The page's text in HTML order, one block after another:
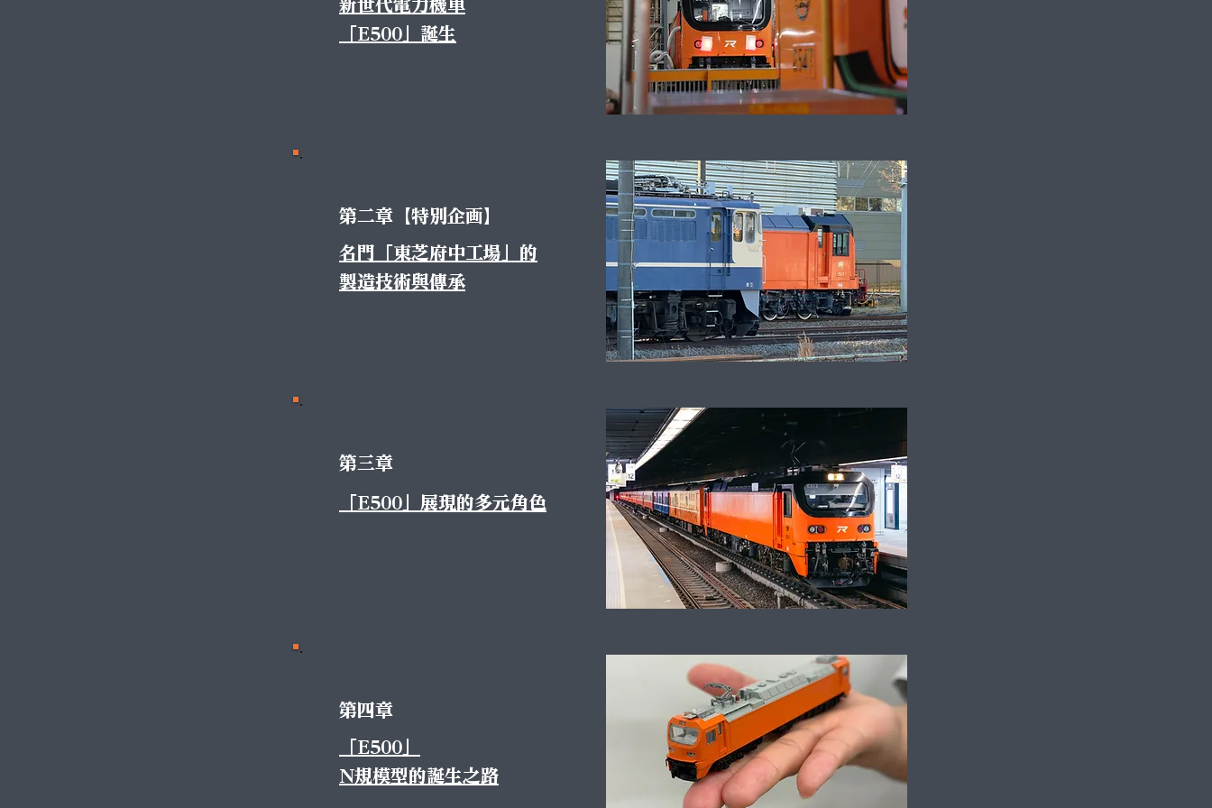
新世代電力機車
「E500」誕生
第二章【特別企画】
名門「東芝府中工場」的
製造技術與傳承
第三章
「E500」展現的多元角色
第四章
「E500」
N規模型的誕生之路